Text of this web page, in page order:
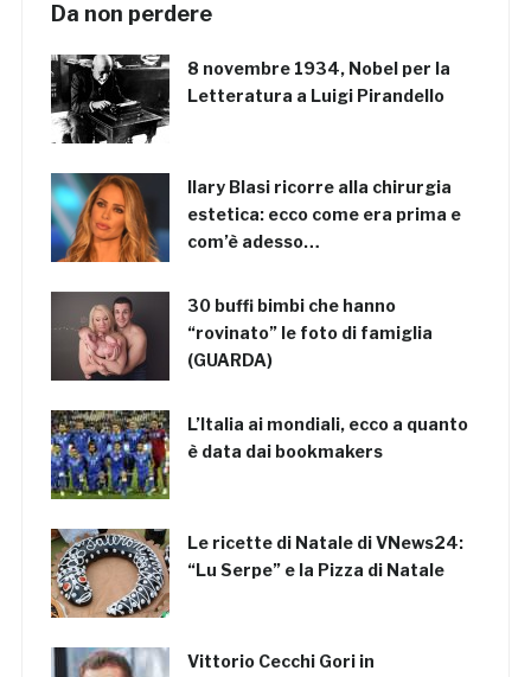
Da non perdere
8 novembre 1934, Nobel per la
Letteratura a Luigi Pirandello
Ilary Blasi ricorre alla chirurgia
estetica: ecco come era prima e
com’è adesso…
30 buffi bimbi che hanno
“rovinato” le foto di famiglia
(GUARDA)
L’Italia ai mondiali, ecco a quanto
è data dai bookmakers
Le ricette di Natale di VNews24:
“Lu Serpe” e la Pizza di Natale
Vittorio Cecchi Gori in